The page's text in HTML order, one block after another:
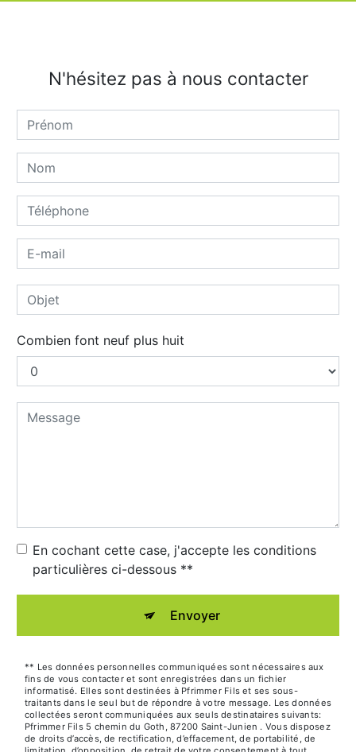
N'hésitez pas à nous contacter
Combien font neuf plus huit
En cochant cette case, j'accepte les conditions
particulières ci-dessous **
Envoyer
** Les données personnelles communiquées sont nécessaires aux
fins de vous contacter et sont enregistrées dans un fichier
informatisé. Elles sont destinées à Pfrimmer Fils et ses sous-
traitants dans le seul but de répondre à votre message. Les données
collectées seront communiquées aux seuls destinataires suivants:
Pfrimmer Fils 5 chemin du Goth, 87200 Saint-Junien . Vous disposez
de droits d’accès, de rectification, d’effacement, de portabilité, de